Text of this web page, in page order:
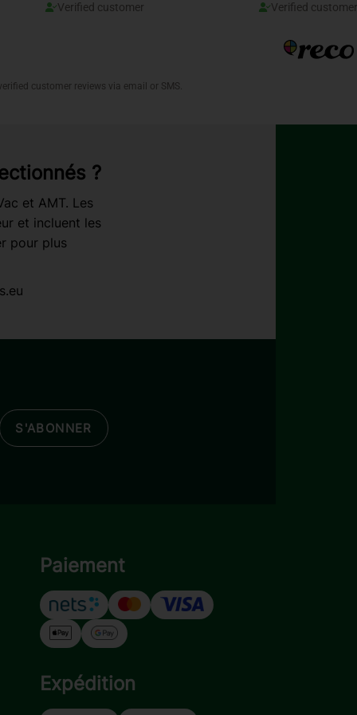
?
et AMT. Les
et incluent les
pour plus
S'ABONNER
Paiement
Expédition